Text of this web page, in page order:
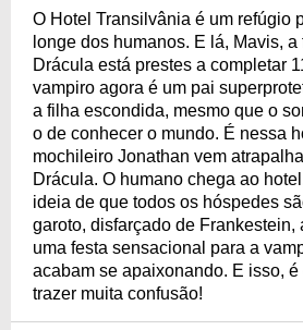
O Hotel Transilvânia é um refúgio
longe dos humanos. E lá, Mavis,
Drácula está prestes a completar
vampiro agora é um pai
a filha escondida, mesmo que o
o de conhecer o mundo. É nessa
mochileiro Jonathan vem
Drácula. O humano chega ao
ideia de que todos os hóspedes
garoto, disfarçado de Frankestein,
uma festa sensacional para a
acabam se apaixonando. E isso,
trazer muita confusão!